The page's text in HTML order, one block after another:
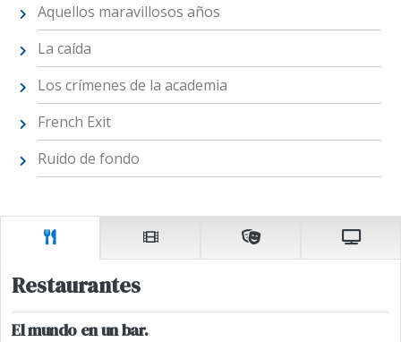
Aquellos maravillosos años
La caída
Los crímenes de la academia
French Exit
Ruido de fondo
Restaurantes
El mundo en un bar.